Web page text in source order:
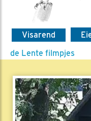
Visarend
de Lente filmpjes